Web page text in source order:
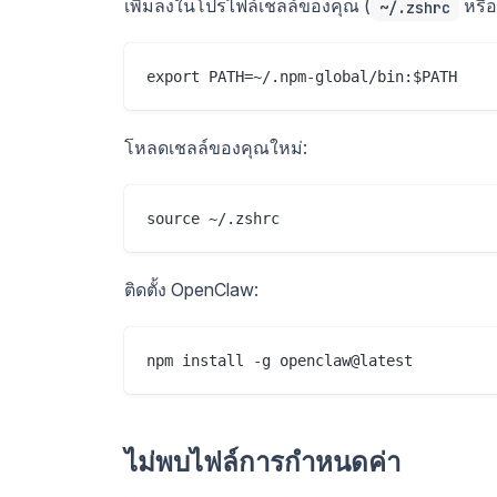
เพิ่มลงในโปรไฟล์เชลล์ของคุณ ( ~/.zshrc หรือ
โหลดเชลล์ของคุณใหม่:
ติดตั้ง OpenClaw:
ไม่พบไฟล์การกำหนดค่า